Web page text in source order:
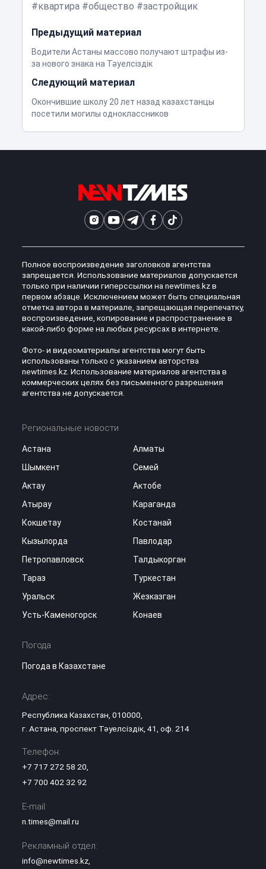
квартира
общество застройщик
Предыдущий материал
Водители Астаны массово получают штрафы из-
за нового знака на Тәуелсіздік
Следующий материал
Окончившие школу 20 лет назад казахстанцы
посетили могилы одноклассников
Полное воспроизведение заголовков агентства
запрещается. Использование материалов допускается
только при наличии гиперссылки на newtimes.kz в
первом абзаце. Исключением может быть специальная
отметка автора в материале, запрещающая перепечатку,
воспроизведение, копирование и распространение в
какой-либо форме на любых ресурсах в интернете.
Фото- и видеоматериалы агентства могут быть
использованы только с указанием авторства
newtimes.kz. Использование материалов агентства в
коммерческих целях без письменного разрешения
агентства не допускается.
Региональные новости
Астана
Алматы
Шымкент
Семей
Актау
Актобе
Атырау
Караганда
Кокшетау
Костанай
Кызылорда
Павлодар
Петропавловск
Талдыкорган
Тараз
Туркестан
Уральск
Жезказган
Усть-Каменогорск
Конаев
Погода
Погода в Казахстане
Адрес:
Республика Казахстан, 010000,
г. Астана, проспект Тәуелсіздік, 41, оф. 214
Телефон:
+7 717 272 58 20,
+7 700 402 32 92
E-mail:
n.times@mail.ru
Рекламный отдел:
info@newtimes.kz,